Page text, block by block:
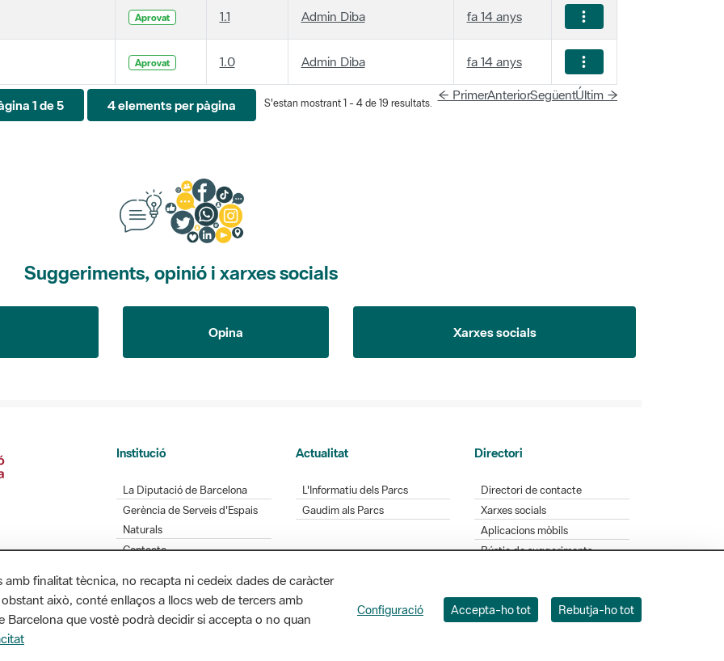
Aprovat 1.1 Admin Diba fa 14 anys
Aprovat 1.0 Admin Diba fa 14 anys
1 de 5 4 elements per pàgina S'estan mostrant 1 - 4 de 19 resultats.
← PrimerAnteriorSegüentÚltim →
Suggeriments, opinió i xarxes socials
Opina Xarxes socials
Institució
La Diputació de Barcelona
Gerència de Serveis d'Espais
Naturals
Contacte
Actualitat
L'Informatiu dels Parcs
Gaudim als Parcs
Directori
Directori de contacte
Xarxes socials
Aplicacions mòbils
Bústia de suggeriments
Diputació de Barcelona. Edifici Llacuna, 1a planta. Badajoz, 49. 08005 Barcelona. Tel. 934 022 428
finalitat tècnica, no recapta ni cedeix dades de caràcter
això, conté enllaços a llocs web de tercers amb
Barcelona que vostè podrà decidir si accepta o no quan
Configuració Accepta-ho tot Rebutja-ho tot